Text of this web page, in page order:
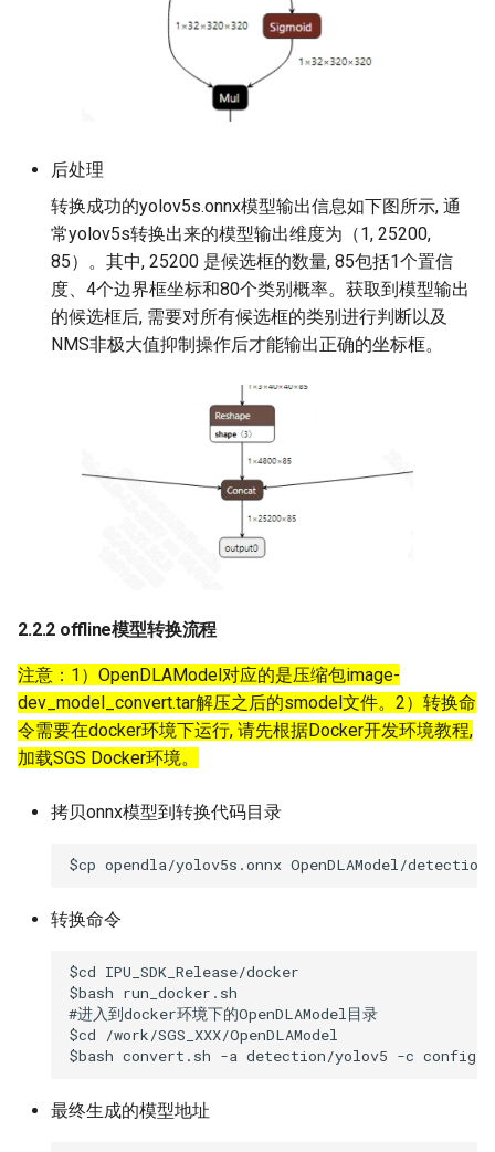
后处理
转换成功的yolov5s.onnx模型输出信息如下图所示, 通
常yolov5s转换出来的模型输出维度为（1, 25200,
85）。其中, 25200 是候选框的数量, 85包括1个置信
度、4个边界框坐标和80个类别概率。获取到模型输出
的候选框后, 需要对所有候选框的类别进行判断以及
NMS非极大值抑制操作后才能输出正确的坐标框。
2.2.2 offline模型转换流程
注意：1）OpenDLAModel对应的是压缩包image-
dev_model_convert.tar解压之后的smodel文件。2）转换命
令需要在docker环境下运行, 请先根据Docker开发环境教程,
加载SGS Docker环境。
拷贝onnx模型到转换代码目录
转换命令
$cd IPU_SDK_Release/docker
$bash run_docker.sh
#进入到docker环境下的OpenDLAModel目录
$cd /work/SGS_XXX/OpenDLAModel
最终生成的模型地址